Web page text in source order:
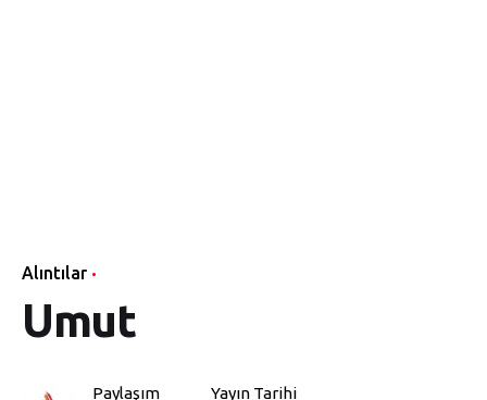
Alıntılar
Umut
Paylaşım
Yayın Tarihi